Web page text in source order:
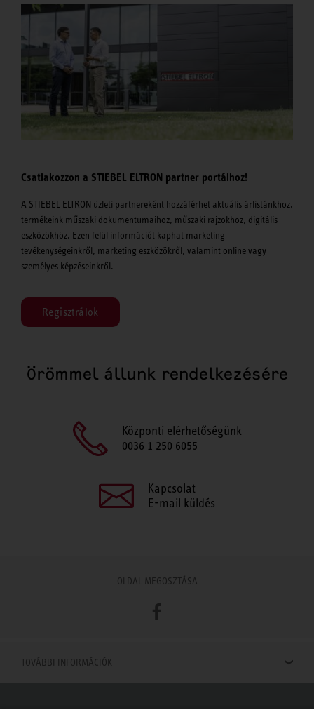
Csatlakozzon a STIEBEL ELTRON partner portálhoz!
A STIEBEL ELTRON üzleti partnereként hozzáférhet aktuális árlistánkhoz,
termékeink műszaki dokumentumaihoz, műszaki rajzokhoz, digitális
eszközökhöz. Ezen felül információt kaphat marketing
tevékenységeinkről, marketing eszközökről, valamint online vagy
személyes képzéseinkről.
Regisztrálok
Örömmel állunk rendelkezésére
Központi elérhetőségünk
0036 1 250 6055
Kapcsolat
E-mail küldés
OLDAL MEGOSZTÁSA
Facebook
TOVÁBBI INFORMÁCIÓK